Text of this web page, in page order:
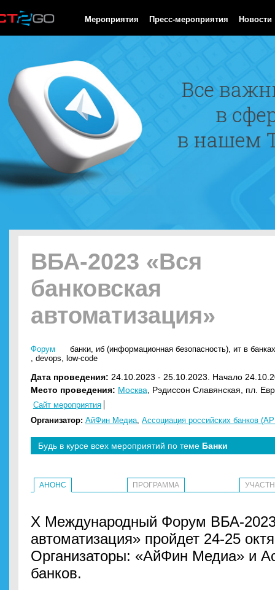
Мероприятия Пресс-мероприятия Новости
ВБА-2023 «Вся
банковская
автоматизация»
Форум банки, иб (информационная безопасность), ит в
, devops, low-code
Дата проведения: 24.10.2023 - 25.10.2023. Начало
Место проведения: Москва , Рэдиссон Славянская, пл.
Сайт мероприятия
Организатор: АйФин Медиа, Ассоциация российских банков
Будь в курсе всех мероприятий по теме Банки
АНОНС ПРОГРАММА
X Международный Форум ВБА-
автоматизация» пройдет 24-25
Организаторы: «АйФин Медиа» и
банков.